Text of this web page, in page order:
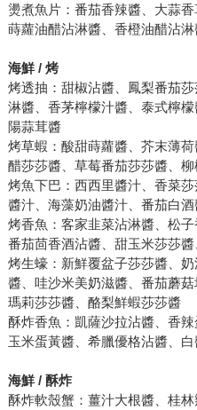
燙煮魚片：番茄香辣醬、大蒜
蒔蘿油醋沾淋醬、香橙油醋沾
海鮮 / 烤
烤透抽：甜椒沾醬、鳳梨番茄
淋醬、香茅檸檬汁醬、泰式檸
陽蒜茸醬
烤草蝦：酸甜蒔蘿醬、芥末薄
醋莎莎醬、草莓番茄莎莎醬、
烤魚下巴：西西里醬汁、香菜
醬汁、海藻奶油醬汁、番茄白
烤香魚：客家韭菜沾淋醬、松
番茄茴香酒沾醬、甜玉米莎莎
烤生蠔：新鮮覆盆子莎莎醬、
醬、哇沙米美奶滋醬、番茄蘑
瑪莉莎莎醬、酪梨鮮蝦莎莎醬
酥炸香魚：凱薩沙拉沾醬、香
玉米蛋黃醬、希臘優格沾醬、
海鮮 / 酥炸
酥炸軟殼蟹：薑汁大根醬、桂